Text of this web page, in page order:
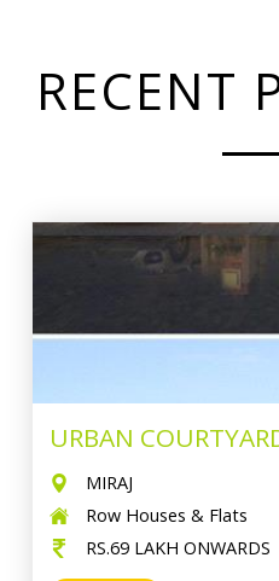
RECENT
URBAN
MIRAJ
Row Houses & Flats
RS.69 LAKH ONWARDS